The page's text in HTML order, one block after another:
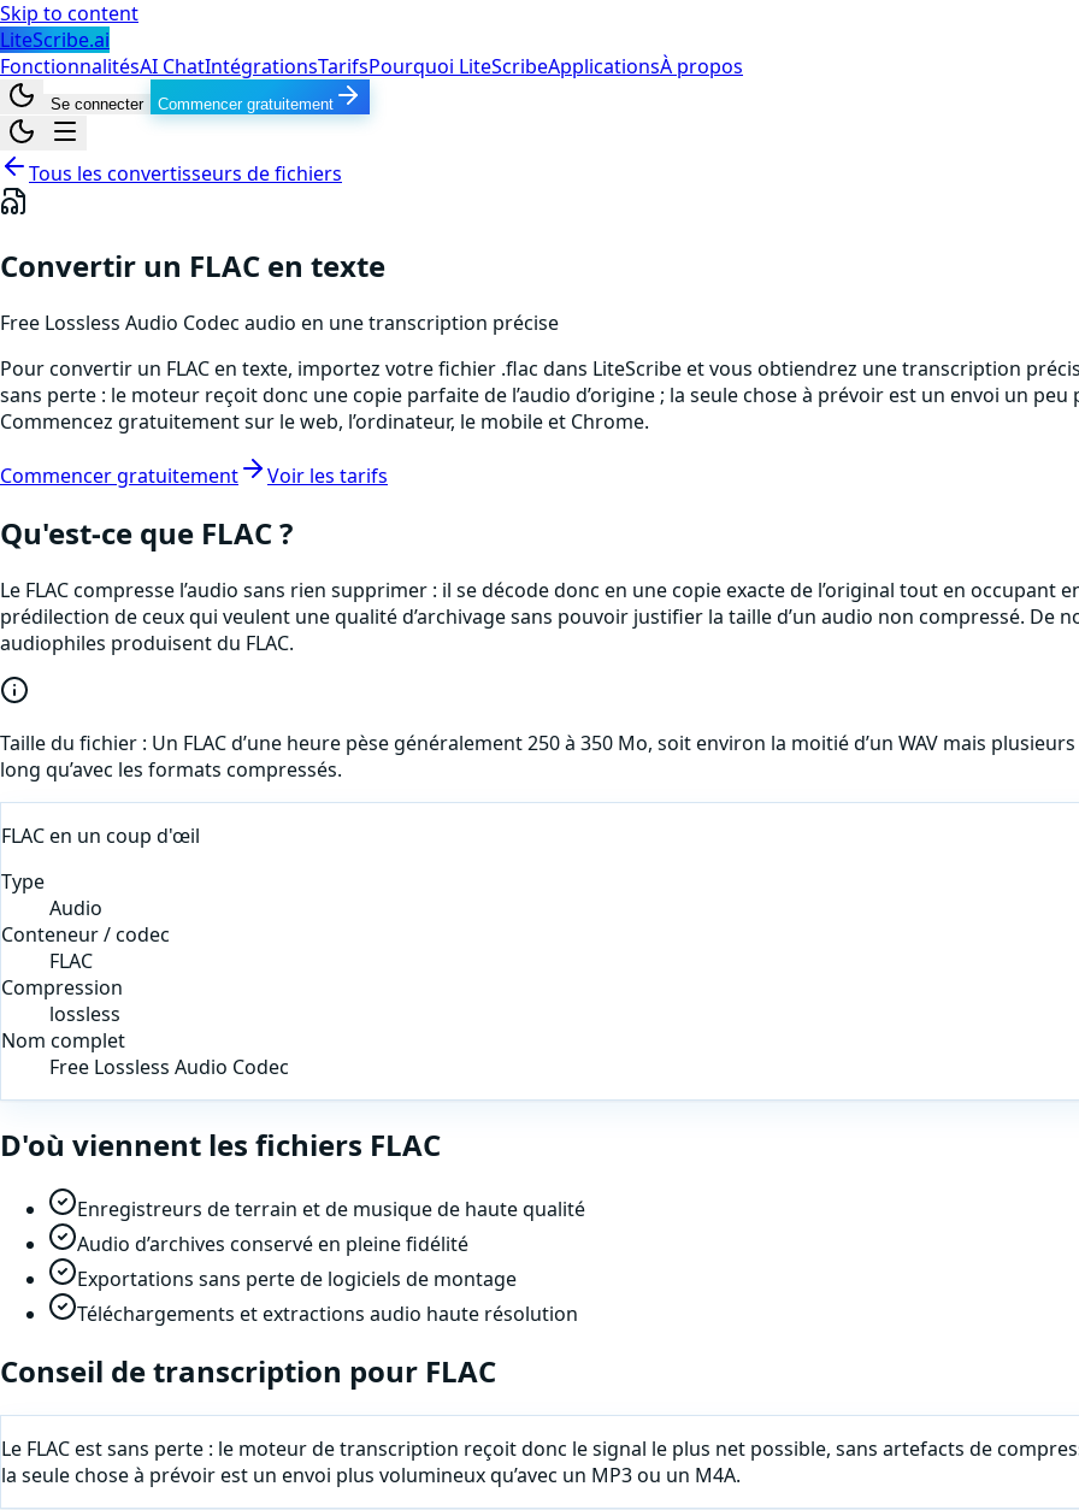
Skip to content
LiteScribe.ai
FonctionnalitésAI ChatIntégrationsTarifsPourquoi LiteScribeApplicationsÀ propos
Se connecter Commencer gratuitement
Tous les convertisseurs de fichiers
Convertir un FLAC en texte
Free Lossless Audio Codec audio en une transcription précise
Pour convertir un FLAC en texte, importez votre fichier .flac dans LiteScribe et vous obtiendrez une transcription
sans perte : le moteur reçoit donc une copie parfaite de l’audio d’origine ; la seule chose à prévoir est un envoi un
Commencez gratuitement sur le web, l’ordinateur, le mobile et Chrome.
Commencer gratuitement Voir les tarifs
Qu'est-ce que FLAC?
Le FLAC compresse l’audio sans rien supprimer : il se décode donc en une copie exacte de l’original tout en occupant
prédilection de ceux qui veulent une qualité d’archivage sans pouvoir justifier la taille d’un audio non compressé.
audiophiles produisent du FLAC.
Taille du fichier : Un FLAC d’une heure pèse généralement 250 à 350 Mo, soit environ la moitié d’un WAV mais
long qu’avec les formats compressés.
FLACen un coup d'œil
Type
Audio
Conteneur / codec
FLAC
Compression
lossless
Nom complet
Free Lossless Audio Codec
D'où viennent les fichiers FLAC
Enregistreurs de terrain et de musique de haute qualité
Audio d’archives conservé en pleine fidélité
Exportations sans perte de logiciels de montage
Téléchargements et extractions audio haute résolution
Conseil de transcription pour FLAC
Le FLAC est sans perte : le moteur de transcription reçoit donc le signal le plus net possible, sans artefacts de
la seule chose à prévoir est un envoi plus volumineux qu’avec un MP3 ou un M4A.